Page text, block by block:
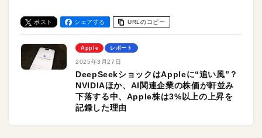
ポスト シェアする URLのコピー
Apple レポート
2025年3月27日
DeepSeekショックはAppleに“追い風”？
NVIDIAほか、AI関連企業の株価が軒並み
下落する中、Apple株は3%以上の上昇を
記録した理由